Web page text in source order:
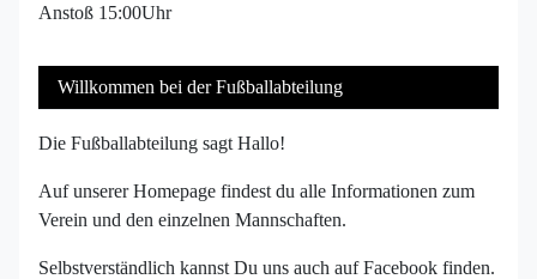
Anstoß 15:00Uhr
Willkommen bei der Fußballabteilung
Die Fußballabteilung sagt Hallo!
Auf unserer Homepage findest du alle Informationen zum
Verein und den einzelnen Mannschaften.
Selbstverständlich kannst Du uns auch auf Facebook finden.